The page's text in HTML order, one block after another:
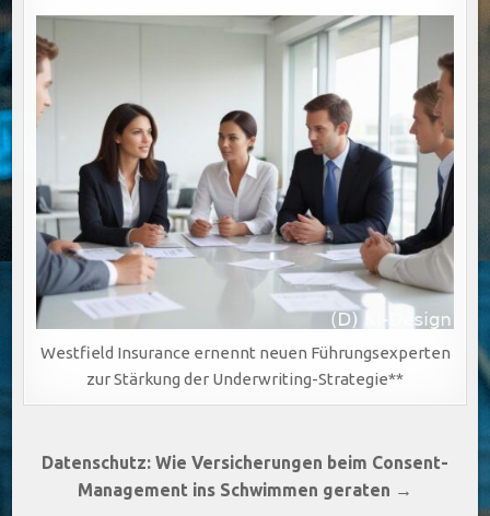
Westfield Insurance ernennt neuen Führungsexperten
zur Stärkung der Underwriting-Strategie**
Beitragsnavigation
Datenschutz: Wie Versicherungen beim Consent-
Management ins Schwimmen geraten →